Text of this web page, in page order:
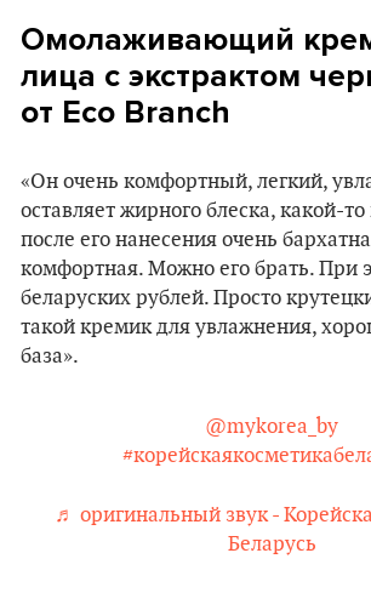
Омолаживающий
лица с экстрактом
от Eco Branch
«Он очень комфортный, легкий,
оставляет жирного блеска, какой-
после его нанесения очень
комфортная. Можно его брать. При
беларуских рублей. Просто
такой кремик для увлажнения,
база».
@mykorea_by
♬ оригинальный звук -
Беларусь